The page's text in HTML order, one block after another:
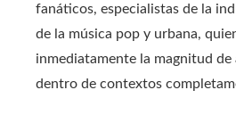
fanáticos, especialistas de la
de la música pop y urbana,
inmediatamente la magnitud de
dentro de contextos